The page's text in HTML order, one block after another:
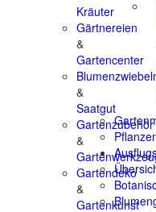
Kräuter
Gärtnereien
&
Gartencenter
&
Saatgut
Gartenzubehör
&
Gartendeko
&
Gartenkunst